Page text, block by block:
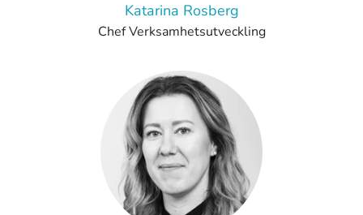
Katarina Rosberg
Chef Verksamhetsutveckling